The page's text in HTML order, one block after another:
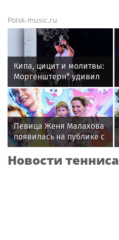
Poisk-music.ru
Кипа, цицит и молитвы:
Моргенштерн* удивил
публику новым
образом и
репертуаром
Певица Женя Малахова
появилась на публике с
дочерью
Новости тенниса